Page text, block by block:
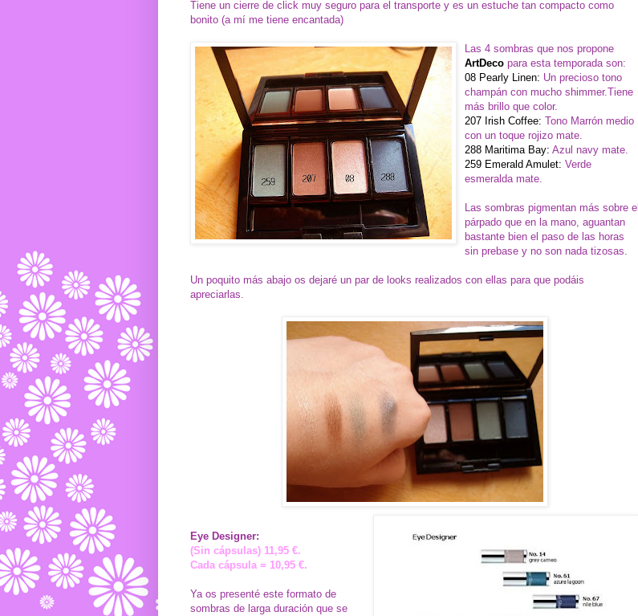
Tiene un cierre de click muy seguro para el transporte y es un estuche tan compacto como
bonito (a mí me tiene encantada)
Las 4 sombras que nos propone
ArtDeco para esta temporada son:
08 Pearly Linen: Un precioso tono
champán con mucho shimmer.Tiene
más brillo que color.
207 Irish Coffee: Tono Marrón medio
con un toque rojizo mate.
288 Maritima Bay: Azul navy mate.
259 Emerald Amulet: Verde
esmeralda mate.
Las sombras pigmentan más sobre el
párpado que en la mano, aguantan
bastante bien el paso de las horas
sin prebase y no son nada tizosas.
Un poquito más abajo os dejaré un par de looks realizados con ellas para que podáis
apreciarlas.
Eye Designer:
(Sin cápsulas) 11,95 €.
Cada cápsula = 10,95 €.
Ya os presenté este formato de
sombras de larga duración que se